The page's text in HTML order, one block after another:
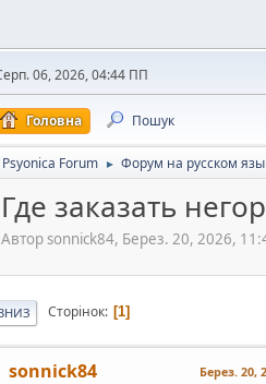
06, 2026, 04:44 ПП
Головна Пошук
Psyonica Forum ► Форум на русском
Где заказать
Автор sonnick84, Берез. 20, 2026,
Сторінок 1
sonnick84 Берез. 20,